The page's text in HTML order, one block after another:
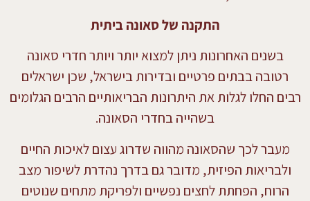
התקנה של סאונה ביתית
בשנים האחרונות ניתן למצוא יותר ויותר חדרי סאונה
רטובה בבתים פרטיים ובדירות בישראל, שכן ישראלים
רבים החלו לגלות את היתרונות הבריאותיים הרבים הגלומים
בשהייה בחדרי הסאונה.
מעבר לכך שהסאונה מהווה שדרוג עצום לאיכות החיים
ולבריאות הפיזית, מדובר גם בדרך נהדרת לשיפור מצב
הרוח, הפחתת לחצים נפשיים ולפריקת מתחים שנוטים